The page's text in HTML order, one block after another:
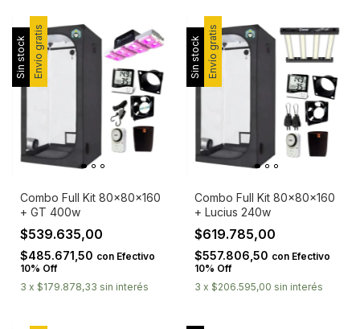
Sin stock Envío gratis
Combo Full Kit 80x80x160
+ GT 400w
$539.635,00
$485.671,50 con Efectivo
10% Off
3 x $179.878,33 sin interés
Sin stock Envío gratis
Combo Full Kit 80x80x160
+ Lucius 240w
$619.785,00
$557.806,50 con Efectivo
10% Off
3 x $206.595,00 sin interés